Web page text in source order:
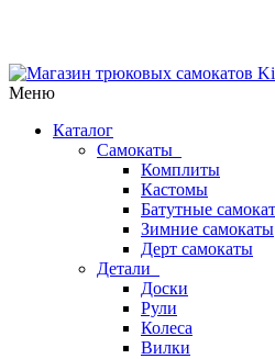
Меню
Каталог
Самокаты
Комплиты
Кастомы
Батутные
Зимние самокаты
Дерт самокаты
Детали
Доски
Рули
Колеса
Вилки